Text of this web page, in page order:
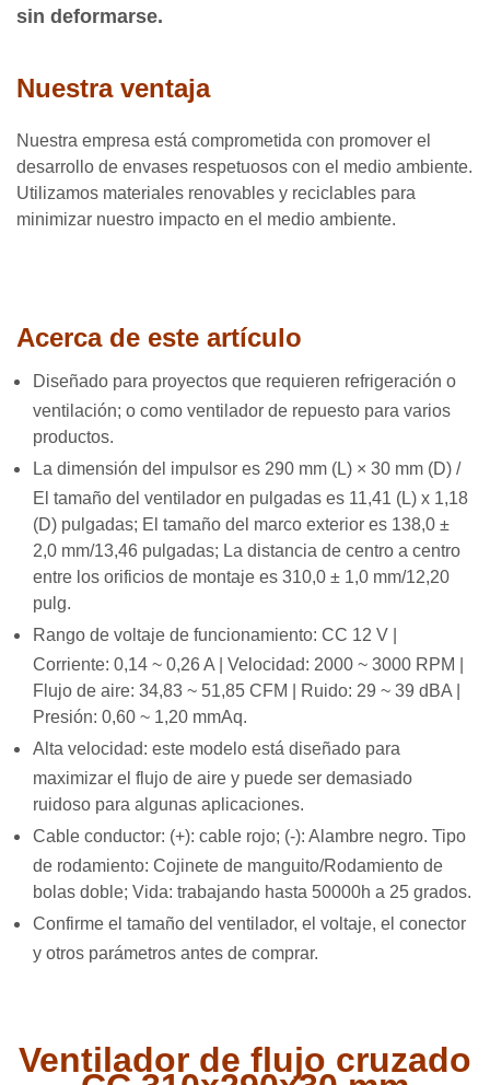
sin deformarse.
Nuestra ventaja
Nuestra empresa está comprometida con promover el
desarrollo de envases respetuosos con el medio ambiente.
Utilizamos materiales renovables y reciclables para
minimizar nuestro impacto en el medio ambiente.
Acerca de este artículo
Diseñado para proyectos que requieren refrigeración o
ventilación; o como ventilador de repuesto para varios
productos.
La dimensión del impulsor es 290 mm (L) × 30 mm (D) /
El tamaño del ventilador en pulgadas es 11,41 (L) x 1,18
(D) pulgadas; El tamaño del marco exterior es 138,0 ±
2,0 mm/13,46 pulgadas; La distancia de centro a centro
entre los orificios de montaje es 310,0 ± 1,0 mm/12,20
pulg.
Rango de voltaje de funcionamiento: CC 12 V |
Corriente: 0,14 ~ 0,26 A | Velocidad: 2000 ~ 3000 RPM |
Flujo de aire: 34,83 ​​~ 51,85 CFM | Ruido: 29 ~ 39 dBA |
Presión: 0,60 ~ 1,20 mmAq.
Alta velocidad: este modelo está diseñado para
maximizar el flujo de aire y puede ser demasiado
ruidoso para algunas aplicaciones.
Cable conductor: (+): cable rojo; (-): Alambre negro. Tipo
de rodamiento: Cojinete de manguito/Rodamiento de
bolas doble; Vida: trabajando hasta 50000h a 25 grados.
Confirme el tamaño del ventilador, el voltaje, el conector
y otros parámetros antes de comprar.
Ventilador de flujo cruzado